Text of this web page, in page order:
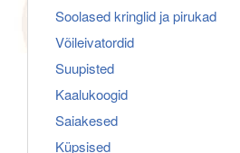
Soolased kringlid ja pirukad
Võileivatordid
Suupisted
Kaalukoogid
Saiakesed
Küpsised